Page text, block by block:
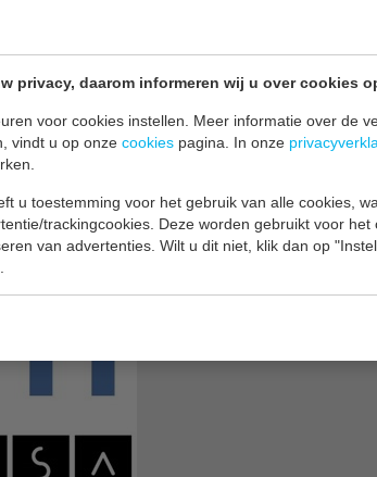
privacy, daarom informeren wij u over cookies
voor cookies instellen. Meer informatie over de
vindt u op onze cookies pagina. In onze
u toestemming voor het gebruik van alle cookies,
trackingcookies. Deze worden gebruikt voor het
van advertenties. Wilt u dit niet, klik dan op
van Hees, Cybox Boxmeer, 06 24 19 6314 |
Goossens, Omgevingsdienst Brabant Noord